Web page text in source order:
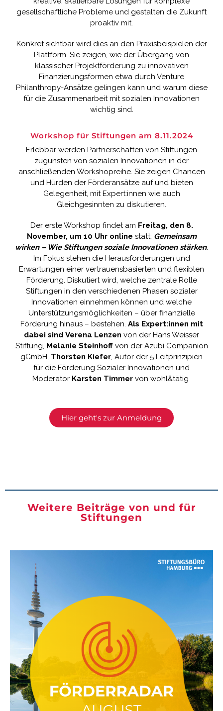
gesellschaftliche Probleme und gestalten die Zukunft
proaktiv mit.
Konkret sichtbar wird dies an den Praxisbeispielen der
Plattform. Sie zeigen, wie der Übergang von
klassischer Projektförderung zu innovativen
Finanzierungsformen etwa durch Venture
Philanthropy-Ansätze gelingen kann und warum diese
für die Zusammenarbeit mit sozialen Innovationen
wichtig sind.
Workshop für Stiftungen am 8.11.2024
Erlebbar werden Partnerschaften von Stiftungen
zugunsten von sozialen Innovationen in der
anschließenden Workshopreihe. Sie zeigen Chancen
und Hürden der Förderansätze auf und bieten
Gelegenheit, mit Expert:innen wie auch
Gleichgesinnten zu diskutieren.
Der erste Workshop findet am Freitag, den 8.
November, um 10 Uhr online statt: Gemeinsam
wirken – Wie Stiftungen soziale Innovationen stärken.
Im Fokus stehen die Herausforderungen und
Erwartungen einer vertrauensbasierten und flexiblen
Förderung. Diskutiert wird, welche zentrale Rolle
Stiftungen in den verschiedenen Phasen sozialer
Innovationen einnehmen können und welche
Unterstützungsmöglichkeiten – über finanzielle
Förderung hinaus – bestehen. Als Expert:innen mit
dabei sind Verena Lenzen von der Hans Weisser
Stiftung, Melanie Steinhoffvon der Azubi Companion
gGmbH, Thorsten Kiefer, Autor der 5 Leitprinzipien
für die Förderung Sozialer Innovationen und
Moderator Karsten Timmer von wohl&tätig
Hier geht's zur Anmeldung
Weitere Beiträge von und für
Stiftungen